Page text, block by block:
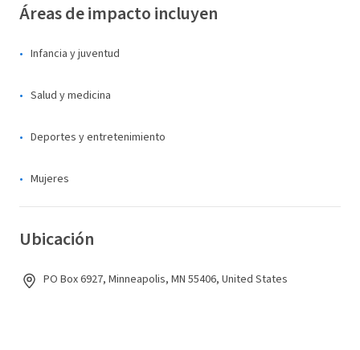
Áreas de impacto incluyen
Infancia y juventud
Salud y medicina
Deportes y entretenimiento
Mujeres
Ubicación
PO Box 6927, Minneapolis, MN 55406, United States